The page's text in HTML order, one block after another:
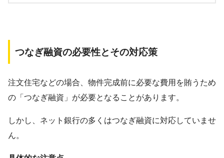
つなぎ融資の必要性とその対応策
注文住宅などの場合、物件完成前に必要な費用を賄うため
の「つなぎ融資」が必要となることがあります。
しかし、ネット銀行の多くはつなぎ融資に対応していませ
ん。